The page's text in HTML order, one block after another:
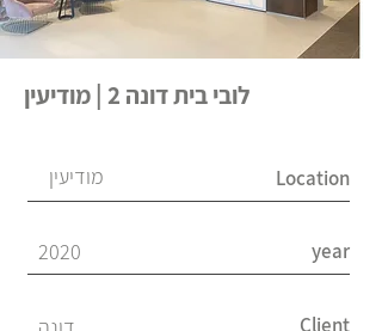
לובי בית דונה 2 | מודיעין
מודיעין Location
2020 year
Client